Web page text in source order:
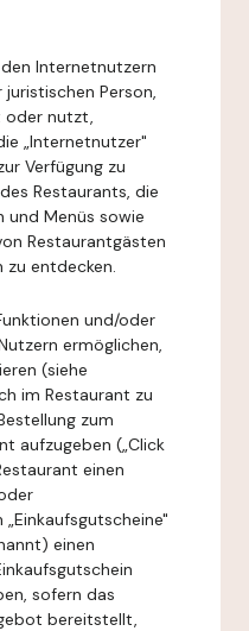
Internetnutzern
Person,
oder nutzt,
„Internetnutzer"
Verfügung zu
Restaurants, die
und Menüs sowie
Restaurantgästen
zu entdecken.
und/oder
ermöglichen,
(siehe
im Restaurant zu
zum
aufzugeben („Click
einen
einen
sofern das
bereitstellt,